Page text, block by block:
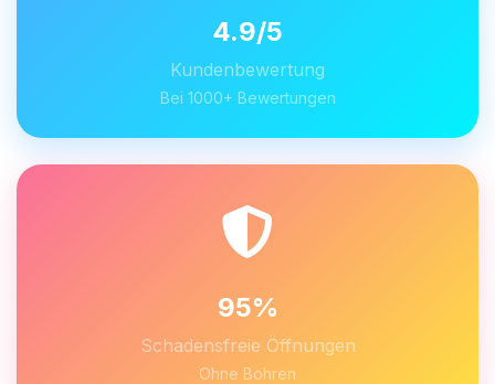
4.9/5
Kundenbewertung
Bei 1000+ Bewertungen
95%
Schadensfreie Öffnungen
Ohne Bohren